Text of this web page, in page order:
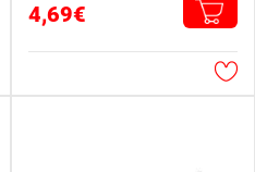
4,69€